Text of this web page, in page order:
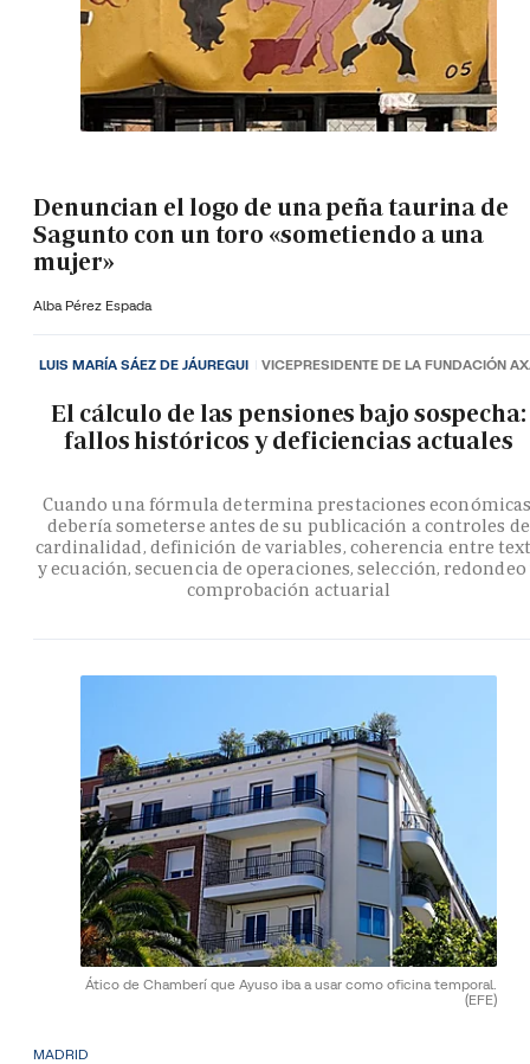
Denuncian el logo de una peña taurina de
Sagunto con un toro «sometiendo a una
mujer»
Alba Pérez Espada
El cálculo de las pensiones bajo sospecha:
fallos históricos y deficiencias actuales
Cuando una fórmula determina prestaciones
debería someterse antes de su publicación a controles de
cardinalidad, definición de variables, coherencia entre
y ecuación, secuencia de operaciones, selección, redondeo
comprobación actuarial
LUIS MARÍA SÁEZ DE JÁUREGUI VICEPRESIDENTE DE LA FUNDACIÓN
Ático de Chamberí que Ayuso iba a usar como oficina temporal.
(EFE)
MADRID